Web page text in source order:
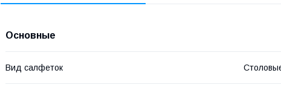
Основные
Вид салфеток